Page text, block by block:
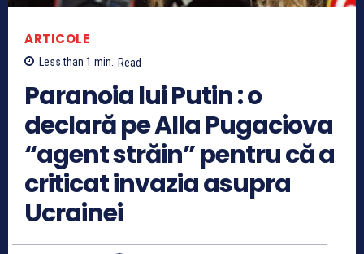
ARTICOLE
Less than 1 min. Read
Paranoia lui Putin : o
declară pe Alla Pugaciova
“agent străin” pentru că a
criticat invazia asupra
Ucrainei